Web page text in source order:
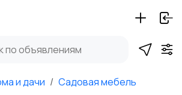
и дачи Садовая мебель